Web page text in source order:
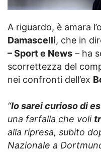
A riguardo, è amara
Damascelli, che in
– Sport e News – ha
scorrettezza del
nei confronti dell’ex
“Io sarei curioso di
una farfalla che voli
alla ripresa, subito
Nazionale a